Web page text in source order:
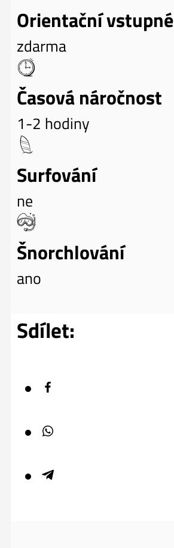
Orientační vstupné
zdarma
Časová náročnost
1-2 hodiny
Surfování
ne
Šnorchlování
ano
Sdílet: